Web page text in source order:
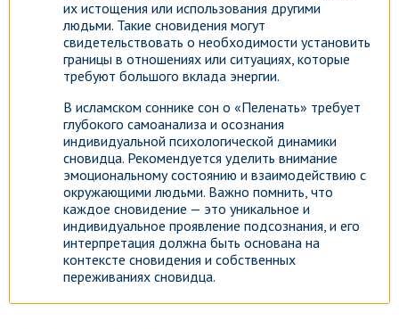
их истощения или использования другими
людьми. Такие сновидения могут
свидетельствовать о необходимости установить
границы в отношениях или ситуациях, которые
требуют большого вклада энергии.
В исламском соннике сон о «Пеленать» требует
глубокого самоанализа и осознания
индивидуальной психологической динамики
сновидца. Рекомендуется уделить внимание
эмоциональному состоянию и взаимодействию с
окружающими людьми. Важно помнить, что
каждое сновидение — это уникальное и
индивидуальное проявление подсознания, и его
интерпретация должна быть основана на
контексте сновидения и собственных
переживаниях сновидца.